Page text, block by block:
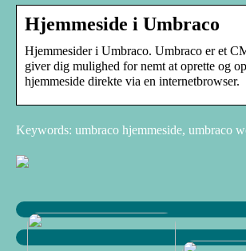
Hjemmeside i Umbraco
Hjemmesider i Umbraco. Umbraco er et
giver dig mulighed for nemt at oprette og
hjemmeside direkte via en internetbrowser.
Keywords: umbraco hjemmeside, umbraco